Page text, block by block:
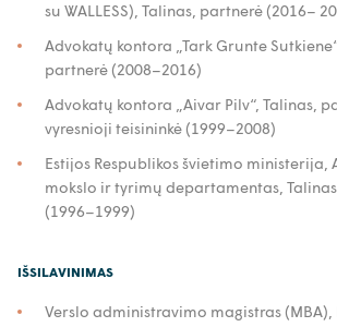
su WALLESS), Talinas, partnerė (2016–
Advokatų kontora „Tark Grunte
partnerė (2008–2016)
Advokatų kontora „Aivar Pilv“, Talinas,
vyresnioji teisininkė (1999–2008)
Estijos Respublikos švietimo ministerija,
mokslo ir tyrimų departamentas,
(1996–1999)
IŠSILAVINIMAS
Verslo administravimo magistras (MBA),